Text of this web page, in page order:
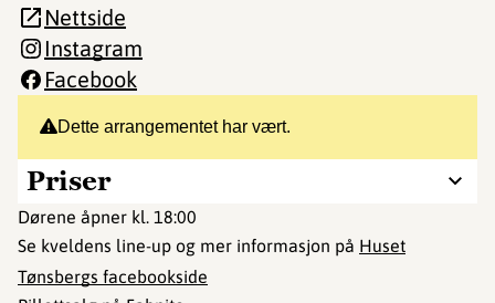
Dette arrangementet har vært.
Priser
Dørene åpner kl. 18:00
Se kveldens line-up og mer informasjon på Huset
Tønsbergs facebookside
Nettside
Instagram
Facebook